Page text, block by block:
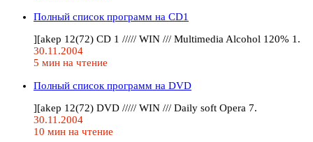
Полный список программ на CD1
][akep 12(72) CD 1 ///// WIN /// Multimedia Alcohol 120% 1.
30.11.2004
5 мин на чтение
Полный список программ на DVD
][akep 12(72) DVD ///// WIN /// Daily soft Opera 7.
30.11.2004
10 мин на чтение